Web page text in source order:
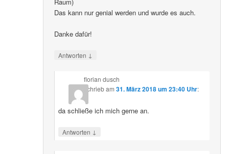
Das kann nur genial werden und wurde es auch.
Danke dafür!
Antworten ↓
florian dusch
schriebam 31. März 2018 um 23:40 Uhr:
da schließe ich mich gerne an.
Antworten ↓